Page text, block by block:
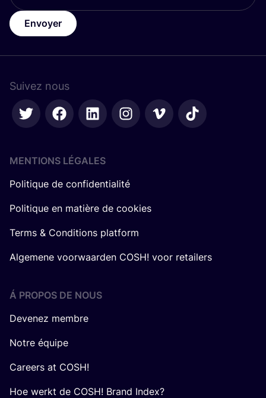
Envoyer
Suivez nous
MENTIONS LÉGALES
Politique de confidentialité
Politique en matière de cookies
Terms & Conditions platform
Algemene voorwaarden COSH! voor retailers
Á PROPOS DE NOUS
Devenez membre
Notre équipe
Careers at COSH!
Hoe werkt de COSH! Brand Index?